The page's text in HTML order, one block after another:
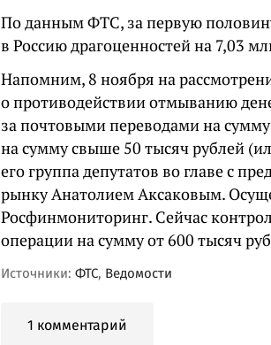
По данным ФТС, за первую
в Россию драгоценностей на 7,03
Напомним, 8 ноября на
о противодействии отмыванию
за почтовыми переводами на
на сумму свыше 50 тысяч рублей
его группа депутатов во главе с
рынку Анатолием Аксаковым.
Росфинмониторинг. Сейчас
операции на сумму от 600 тысяч
Источники: ФТС, Ведомости
1 комментарий